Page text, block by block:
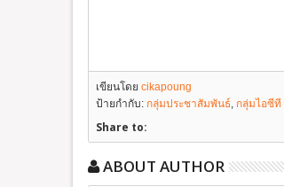
เขียนโดย cikapoung
ป้ายกำกับ: กลุ่มประชาสัมพันธ์, กลุ่มไอซีที
Share to:
ABOUT AUTHOR